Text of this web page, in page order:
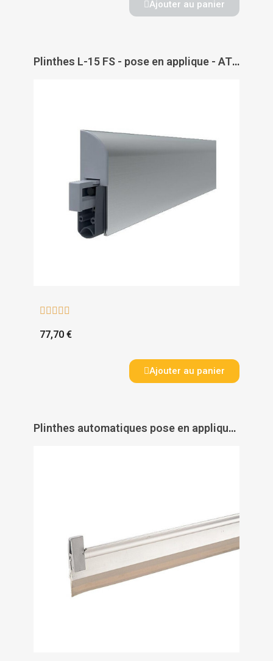
Ajouter au panier
Plinthes L-15 FS - pose en applique - ATHMER
    
77,70 €
Ajouter au panier
Plinthes automatiques pose en applique Port-O-Mat 3 - ELLEN